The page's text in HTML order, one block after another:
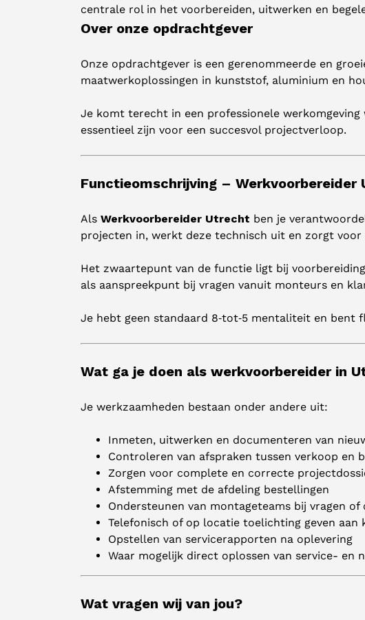
centrale rol in het voorbereiden, uitwerken en
Over onze opdrachtgever
Onze opdrachtgever is een gerenommeerde en
maatwerkoplossingen in kunststof, aluminium en
Je komt terecht in een professionele
essentieel zijn voor een succesvol projectverloop.
Functieomschrijving – Werkvoorbereider
Als Werkvoorbereider Utrecht ben je
projecten in, werkt deze technisch uit en zorgt
Het zwaartepunt van de functie ligt bij
als aanspreekpunt bij vragen vanuit monteurs en
Je hebt geen standaard 8‑tot‑5 mentaliteit en bent
Wat ga je doen als werkvoorbereider in
Je werkzaamheden bestaan onder andere uit:
Inmeten, uitwerken en documenteren van
Controleren van afspraken tussen verkoop en
Zorgen voor complete en correcte
Afstemming met de afdeling bestellingen
Ondersteunen van montageteams bij vragen
Telefonisch of op locatie toelichting geven aan
Opstellen van servicerapporten na oplevering
Waar mogelijk direct oplossen van service- en
Wat vragen wij van jou?